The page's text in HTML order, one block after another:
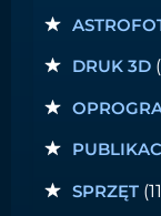
DRUK 3D
SPRZĘT